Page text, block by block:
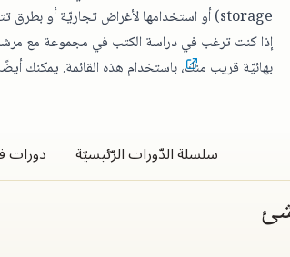
storage) أو استخدامها لأغراض تجاريّة أو بطرق تتعارض مع روح الموادّ نفسها أو تشوّه أصلها أو الغرض منها.
إذا كنت ترغب في دراسة الكتب في مجموعة مع
بهائيّة قريب منك، باستخدام هذه القائمة. يمكنك أيضًا
سلسلة الدّورات الرّئيسيّة دورات